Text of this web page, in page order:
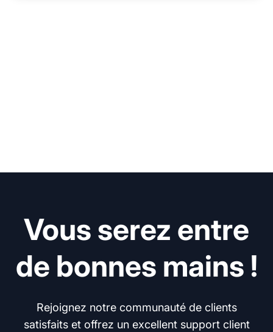
Vous serez entre
de bonnes mains !
Rejoignez notre communauté de clients
satisfaits et offrez un excellent support client